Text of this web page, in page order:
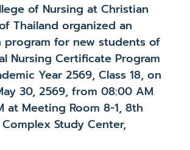
of Nursing at Christian
Thailand organized an
for new students of
Nursing Certificate Program
Year 2569, Class 18, on
30, 2569, from 08:00 AM
at Meeting Room 8-1, 8th
Complex Study Center,